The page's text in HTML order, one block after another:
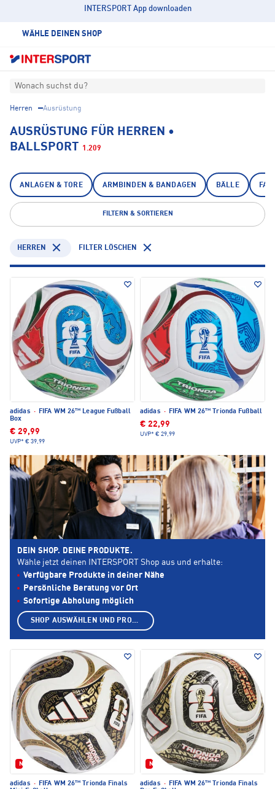
INTERSPORT App downloaden
WÄHLE DEINEN SHOP
Wonach suchst du?
Herren Ausrüstung
AUSRÜSTUNG FÜR HERREN •
BALLSPORT
1.209
ANLAGEN & TORE ARMBINDEN & BANDAGEN BÄLLE
FILTERN & SORTIEREN
HERREN FILTER LÖSCHEN
adidas ·
FIFA WM 26™ League Fußball
Box
€ 29,99
UVP* € 39,99
adidas · FIFA WM 26™ Trionda Fußball
€ 22,99
UVP* € 29,99
Neu
adidas · FIFA WM 26™ Trionda Finals
Neu
adidas · FIFA WM 26™ Trionda Finals
DEIN SHOP. DEINE PRODUKTE.
Wähle jetzt deinen INTERSPORT Shop aus und erhalte:
Verfügbare Produkte in deiner Nähe
Persönliche Beratung vor Ort
Sofortige Abholung möglich
SHOP AUSWÄHLEN UND PRODUKTE ANZEIGEN